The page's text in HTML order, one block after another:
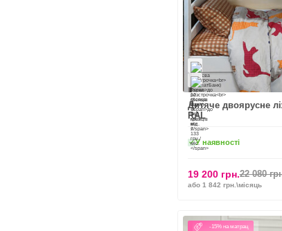
Дитяче двоярусне
RAL
У наявності
22 080
19 200 грн.
або 1 842 грн.\місяць
-15% на матрац